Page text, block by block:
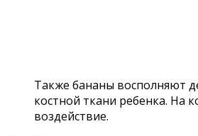
Также бананы восполняют
костной ткани ребенка. На
воздействие.